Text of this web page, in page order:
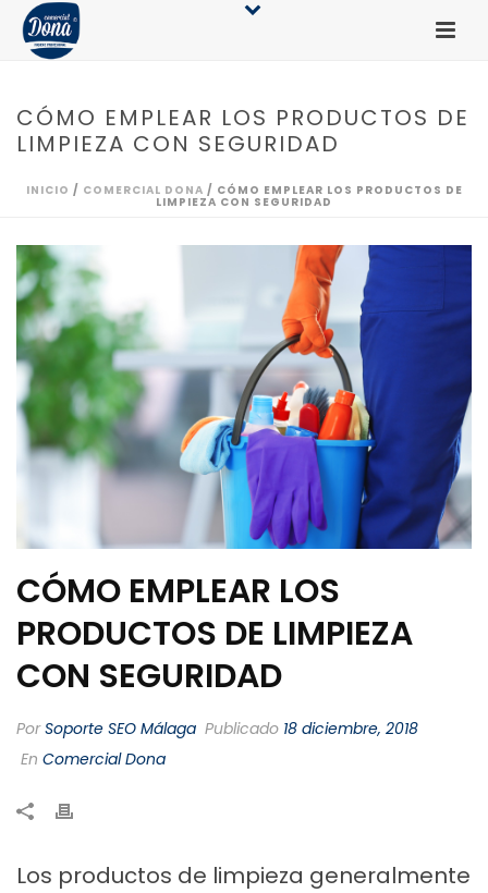
CÓMO EMPLEAR LOS PRODUCTOS DE
LIMPIEZA CON SEGURIDAD
INICIO / COMERCIAL DONA / CÓMO EMPLEAR LOS PRODUCTOS DE
LIMPIEZA CON SEGURIDAD
CÓMO EMPLEAR LOS
PRODUCTOS DE LIMPIEZA
CON SEGURIDAD
PorSoporte SEO Málaga Publicado 18 diciembre, 2018
En Comercial Dona
Los productos de limpieza generalmente